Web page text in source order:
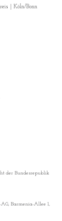
| Köln/Bonn
der Bundesrepublik
Barmenia-Allee 1,